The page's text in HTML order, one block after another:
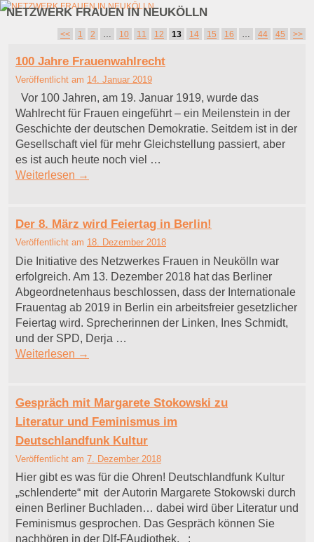
NETZWERK FRAUEN IN NEUKÖLLN
Zum Inhalt wechseln
Zum sekundären Inhalt wechseln
Artikelnavigation
<< 1 2 10 11 12 13 14 15 16 44 45 >>
100 Jahre Frauenwahlrecht
Veröffentlicht am 14. Januar 2019
Vor 100 Jahren, am 19. Januar 1919, wurde das
Wahlrecht für Frauen eingeführt – ein Meilenstein in der
Geschichte der deutschen Demokratie. Seitdem ist in der
Gesellschaft viel für mehr Gleichstellung passiert, aber
es ist auch heute noch viel …
Weiterlesen →
Der 8. März wird Feiertag in Berlin!
Veröffentlicht am 18. Dezember 2018
Die Initiative des Netzwerkes Frauen in Neukölln war
erfolgreich. Am 13. Dezember 2018 hat das Berliner
Abgeordnetenhaus beschlossen, dass der Internationale
Frauentag ab 2019 in Berlin ein arbeitsfreier gesetzlicher
Feiertag wird. Sprecherinnen der Linken, Ines Schmidt,
und der SPD, Derja …
Weiterlesen →
Gespräch mit Margarete Stokowski zu
Literatur und Feminismus im
Deutschlandfunk Kultur
Veröffentlicht am 7. Dezember 2018
Hier gibt es was für die Ohren! Deutschlandfunk Kultur
„schlenderte“ mit der Autorin Margarete Stokowski durch
einen Berliner Buchladen… dabei wird über Literatur und
Feminismus gesprochen. Das Gespräch können Sie
nachhören in der Dlf-FAudiothek. :